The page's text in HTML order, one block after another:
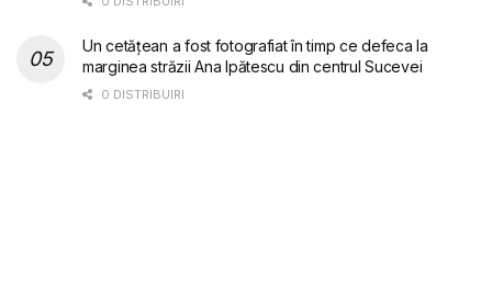
Un cetățean a fost fotografiat în timp ce defeca la
marginea străzii Ana Ipătescu din centrul Sucevei
0 DISTRIBUIRI